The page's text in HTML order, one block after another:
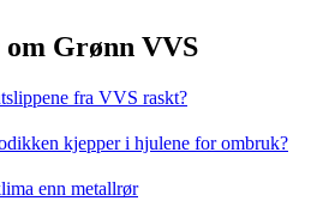
Grønn VVS
fra VVS raskt?
kjepper i hjulene for ombruk?
enn metallrør